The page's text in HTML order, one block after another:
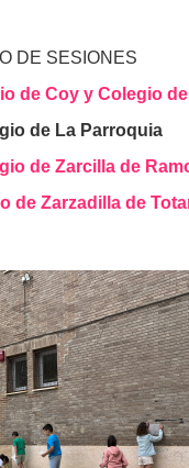
DE SESIONES
de Coy y Colegio
de La Parroquia
de Zarcilla de
de Zarzadilla de